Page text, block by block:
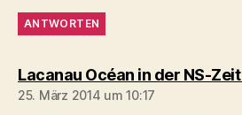
ANTWORTEN
Lacanau Océan in der NS-
25. März 2014 um 10:17